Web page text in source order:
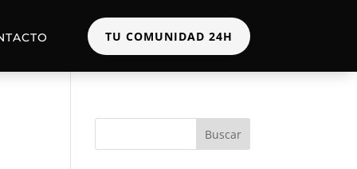
TU COMUNIDAD 24H
Buscar